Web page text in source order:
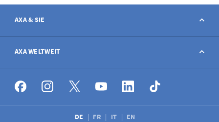
AXA & SIE
Kontakt
Schaden melden
Stellenangebote
AXA WELTWEIT
AXA weltweit
DE FR IT EN